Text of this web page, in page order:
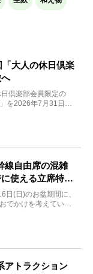
大人の休日倶楽
倶楽部会員限定の
を2026年7月31日
線自由席の混雑
使える立席特急
日(日)のお盆期間に、
でかけを考えている
アトラクション